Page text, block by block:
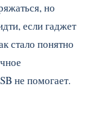
но
если гаджет
стало понятно
не помогает.